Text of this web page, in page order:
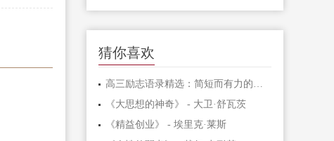
猜你喜欢
高三励志语录精选：简短而有力的激励句子
《大思想的神奇》 - 大卫·舒瓦茨
《精益创业》 - 埃里克·莱斯